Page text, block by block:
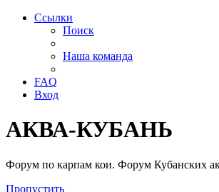
Ссылки
Поиск
Наша команда
FAQ
Вход
АКВА-КУБАНЬ
Форум по карпам кои. Форум Кубанских
Пропустить